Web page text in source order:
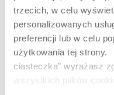
trzecich, w celu
personalizowanych
preferencji lub w celu
użytkowania tej strony.
ciasteczka” wyrażasz
wszystkich plików